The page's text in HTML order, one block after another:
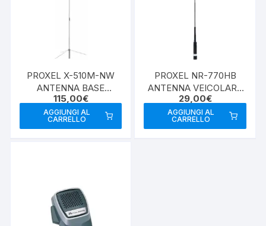
PROXEL X-510M-NW
ANTENNA BASE
VHF/UHF
115,00€
AGGIUNGI AL
CARRELLO
PROXEL NR-770HB
ANTENNA VEICOLARE
VHF/UHF BLACK
29,00€
AGGIUNGI AL
CARRELLO